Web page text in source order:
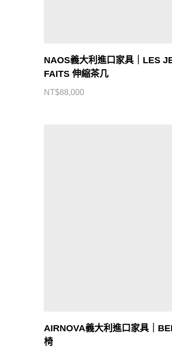
NAOS義大利進口家具｜LES
FAITS 伸縮茶几
NT$88,000
AIRNOVA義大利進口家具｜
椅